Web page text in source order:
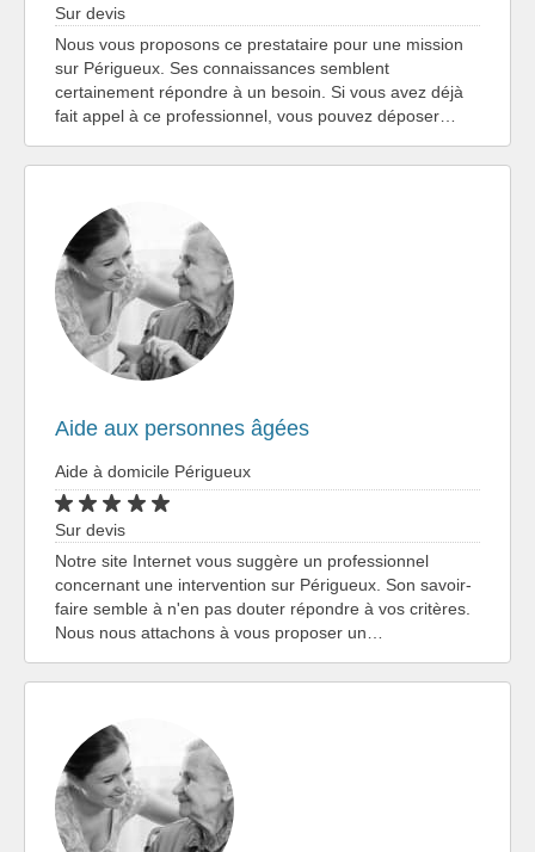
Sur devis
Nous vous proposons ce prestataire pour une mission
sur Périgueux. Ses connaissances semblent
certainement répondre à un besoin. Si vous avez déjà
fait appel à ce professionnel, vous pouvez déposer…
Aide aux personnes âgées
Aide à domicile Périgueux
Sur devis
Notre site Internet vous suggère un professionnel
concernant une intervention sur Périgueux. Son savoir-
faire semble à n'en pas douter répondre à vos critères.
Nous nous attachons à vous proposer un…